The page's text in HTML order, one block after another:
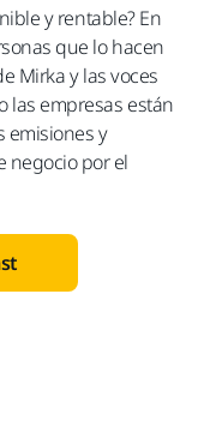
y rentable? En
que lo hacen
Mirka y las voces
las empresas están
emisiones y
negocio por el